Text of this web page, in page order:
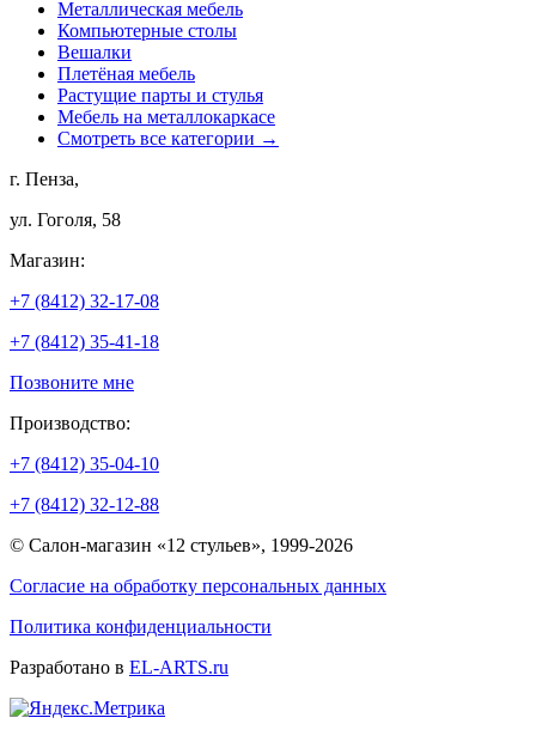
Металлическая мебель
Компьютерные столы
Вешалки
Плетёная мебель
Растущие парты и стулья
Мебель на металлокаркасе
Смотреть все категории →
г. Пенза,
ул. Гоголя, 58
Магазин:
+7 (8412) 32-17-08
+7 (8412) 35-41-18
Позвоните мне
Производство:
+7 (8412) 35-04-10
+7 (8412) 32-12-88
© Салон-магазин «12 стульев», 1999-2026
Согласие на обработку персональных данных
Политика конфиденциальности
Разработано в EL-ARTS.ru